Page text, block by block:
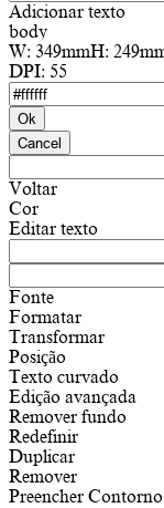
Adicionar texto
body
W: 349mmH:
DPI: 55
Ok
Cancel
Voltar
Cor
Editar texto
Fonte
Formatar
Transformar
Posição
Texto curvado
Edição avançada
Remover fundo
Redefinir
Duplicar
Remover
Preencher Contorno